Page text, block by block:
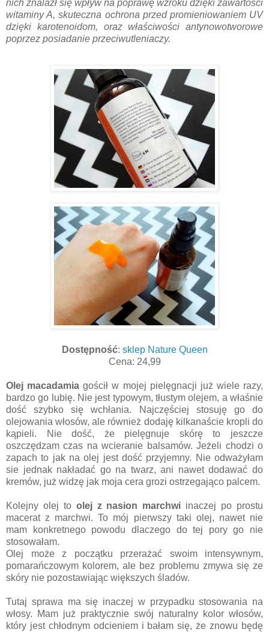
nich znalazł się wpływ na poprawę wzroku dzięki zawartości
witaminy A, skuteczna ochrona przed promieniowaniem UV
dzięki karotenoidom, oraz właściwości antynowotworowe
poprzez posiadanie przeciwutleniaczy.
Dostępność: sklep Nature Queen
Cena: 24,99
Olej macadamia gościł w mojej pielęgnacji już wiele razy,
bardzo go lubię. Nie jest typowym, tłustym olejem, a właśnie
dość szybko się wchłania. Najczęściej stosuję go do
olejowania włosów, ale również dodaję kilkanaście kropli do
kąpieli. Nie dość, że pielęgnuje skórę to jeszcze
oszczędzam czas na wcieranie balsamów. Jeżeli chodzi o
zapach to jak na olej jest dość przyjemny. Nie odważyłam
sie jednak nakładać go na twarz, ani nawet dodawać do
kremów, już widzę jak moja cera grozi ostrzegająco palcem.
Kolejny olej to olej z nasion marchwi inaczej po prostu
macerat z marchwi. To mój pierwszy taki olej, nawet nie
mam konkretnego powodu dlaczego do tej pory go nie
stosowałam.
Olej może z początku przerażać swoim intensywnym,
pomarańczowym kolorem, ale bez problemu zmywa się ze
skóry nie pozostawiając większych śladów.
Tutaj sprawa ma się inaczej w przypadku stosowania na
włosy. Mam już praktycznie swój naturalny kolor włosów,
który jest chłodnym odcieniem i bałam się, że znowu będę